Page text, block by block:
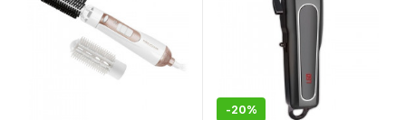
-20%